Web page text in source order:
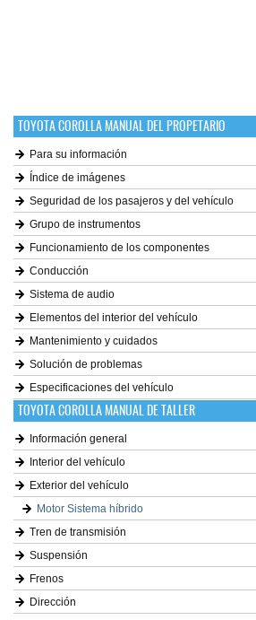
TOYOTA COROLLA MANUAL DEL PROPETARIO
Para su información
Índice de imágenes
Seguridad de los pasajeros y del vehículo
Grupo de instrumentos
Funcionamiento de los componentes
Conducción
Sistema de audio
Elementos del interior del vehículo
Mantenimiento y cuidados
Solución de problemas
Especificaciones del vehículo
TOYOTA COROLLA MANUAL DE TALLER
Información general
Interior del vehículo
Exterior del vehículo
Motor Sistema híbrido
Tren de transmisión
Suspensión
Frenos
Dirección